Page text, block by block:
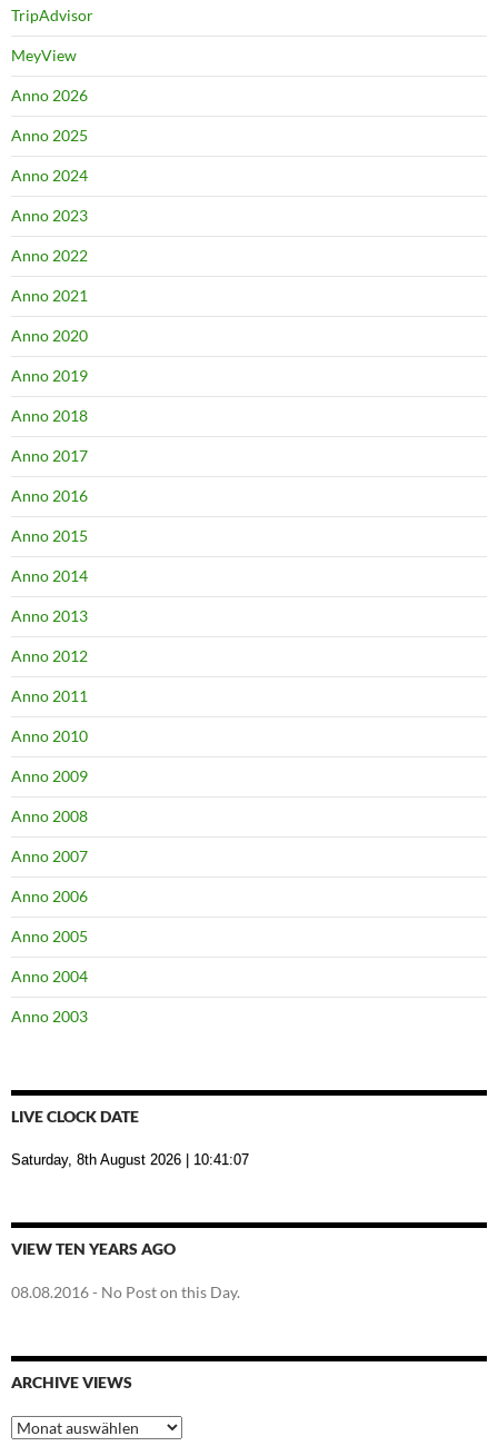
TripAdvisor
MeyView
Anno 2026
Anno 2025
Anno 2024
Anno 2023
Anno 2022
Anno 2021
Anno 2020
Anno 2019
Anno 2018
Anno 2017
Anno 2016
Anno 2015
Anno 2014
Anno 2013
Anno 2012
Anno 2011
Anno 2010
Anno 2009
Anno 2008
Anno 2007
Anno 2006
Anno 2005
Anno 2004
Anno 2003
LIVE CLOCK DATE
Saturday, 8th August 2026 | 10:41:08
VIEW TEN YEARS AGO
08.08.2016- No Post on this Day.
ARCHIVE VIEWS
Archive
Views